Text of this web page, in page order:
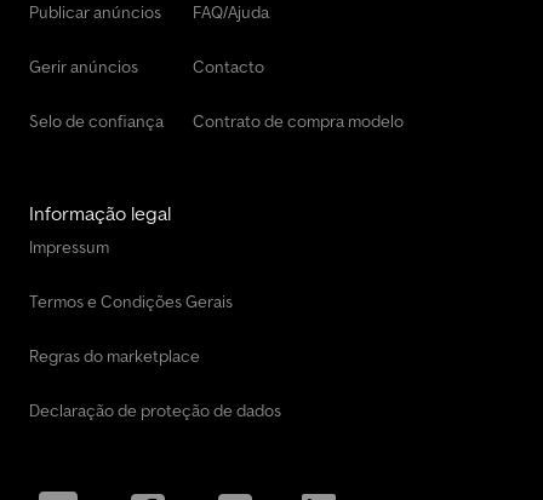
Publicar anúncios
Gerir anúncios
Selo de confiança
FAQ/Ajuda
Contacto
Contrato de compra modelo
Informação legal
Impressum
Termos e Condições Gerais
Regras do marketplace
Declaração de proteção de dados